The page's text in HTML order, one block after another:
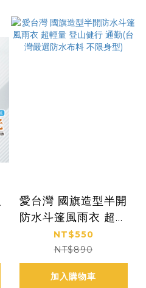
愛台灣 國旗造型半開
防水斗篷風雨衣 超輕
量 登山健行 通勤(台灣
嚴選防水布料 不限身
型)
NT$550
NT$890
加入購物車